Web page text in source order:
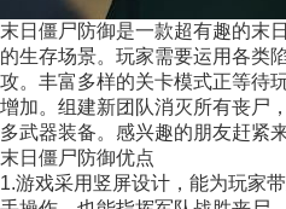
末日僵尸防御是一款超有趣的末
的生存场景。玩家需要运用各类
攻。丰富多样的关卡模式正等待
增加。组建新团队消灭所有丧尸
多武器装备。感兴趣的朋友赶紧
末日僵尸防御优点
1.游戏采用竖屏设计，能为玩家